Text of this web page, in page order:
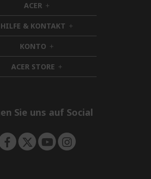
ACER h
i
d
d
e
n
HILFE & KONTAKT h
i
d
n
KONTO h
i
d
d
ACER STORE h
i
e
Sie uns auf Social